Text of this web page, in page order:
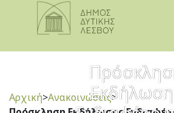
Αρχική>Ανακοινώσεις>